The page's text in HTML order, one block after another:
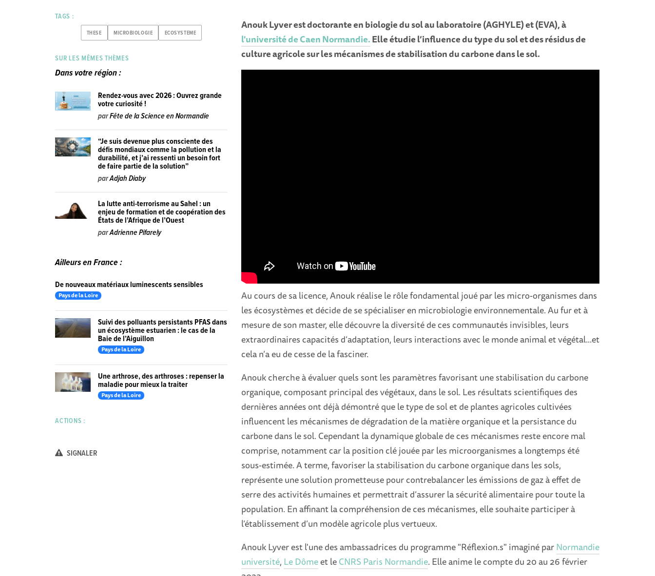
Anouk Lyver est doctorante en biologie du sol au laboratoire (AGHYLE) et (EVA), à
l'université de Caen Normandie.Elle étudie l’influence du type du sol et des résidus de
culture agricole sur les mécanismes de stabilisation du carbone dans le sol.
Au cours de sa licence, Anouk réalise le rôle fondamental joué par les micro-organismes dans
les écosystèmes et décide de se spécialiser en microbiologie environnementale. Au fur et à
mesure de son master, elle découvre la diversité de ces communautés invisibles, leurs
extraordinaires capacités d’adaptation, leurs interactions avec le monde animal et végétal...et
cela n’a eu de cesse de la fasciner.
Anouk cherche à évaluer quels sont les paramètres favorisant une stabilisation du carbone
organique, composant principal des végétaux, dans le sol. Les résultats scientifiques des
dernières années ont déjà démontré que le type de sol et de plantes agricoles cultivées
influencent les mécanismes de dégradation de la matière organique et la persistance du
carbone dans le sol. Cependant la dynamique globale de ces mécanismes reste encore mal
comprise, notamment car la position clé jouée par les microorganismes a longtemps été
sous-estimée. A terme, favoriser la stabilisation du carbone organique dans les sols,
représente une solution prometteuse pour contrebalancer les émissions de gaz à effet de
serre des activités humaines et permettrait d’assurer la sécurité alimentaire pour toute la
population. En affinant la compréhension de ces mécanismes, elle souhaite participer à
l’établissement d’un modèle agricole plus vertueux.
Anouk Lyver est l'une des ambassadrices du programme "Réflexion.s" imaginé parNormandie
université, Le Dômeet leCNRS Paris Normandie. Elle anime le compte du 20 au 26 février
TAGS :
THESE MICROBIOLOGIE ECOSYSTEME
SUR LES MÊMES THÈMES
Dans votre région :
Rendez-vous avec 2026 : Ouvrez grande
votre curiosité !
parFête de la Science en Normandie
“Je suis devenue plus consciente des
défis mondiaux comme la pollution et la
durabilité, et j’ai ressenti un besoin fort
de faire partie de la solution”
parAdjah Diaby
La lutte anti-terrorisme au Sahel : un
enjeu de formation et de coopération des
États de l’Afrique de l’Ouest
parAdrienne Pifarely
Ailleurs en France :
De nouveaux matériaux luminescents sensibles
Pays de la Loire
Suivi des polluants persistants PFAS dans
un écosystème estuarien : le cas de la
Baie de l’Aiguillon
Pays de la Loire
Une arthrose, des arthroses : repenser la
maladie pour mieux la traiter
Pays de la Loire
ACTIONS :
SIGNALER